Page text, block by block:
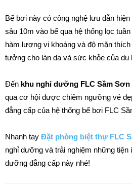
Bể bơi này có công nghệ lưu dẫn
sâu 10m vào bể qua hệ thống lọc
hàm lượng vi khoáng và độ mặn
tưởng cho làn da và sức khỏe của du
Đến khu nghỉ dưỡng FLC Sầm Sơn
qua cơ hội được chiêm ngưỡng vẻ
đẳng cấp của hệ thống bể bơi FLC
Nhanh tay Đặt phòng biệt thự FLC
nghỉ dưỡng và trải nghiệm những
dưỡng đẳng cấp này nhé!